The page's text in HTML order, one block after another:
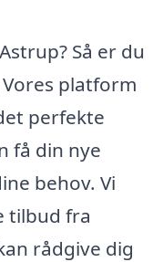
Så er du
platform
perfekte
få din nye
behov. Vi
tilbud fra
rådgive dig